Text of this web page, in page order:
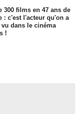
300 films en 47 ans de
: c'est l'acteur qu'on a
vu dans le cinéma
!